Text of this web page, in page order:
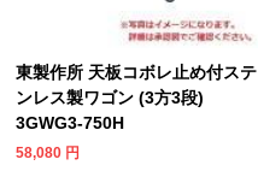
東製作所 天板コボレ止め付ステ
ンレス製ワゴン (3方3段)
3GWG3-750H
58,080 円